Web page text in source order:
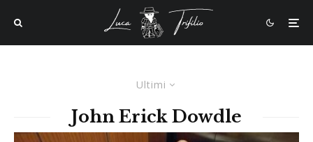
Ultimi
John Erick Dowdle